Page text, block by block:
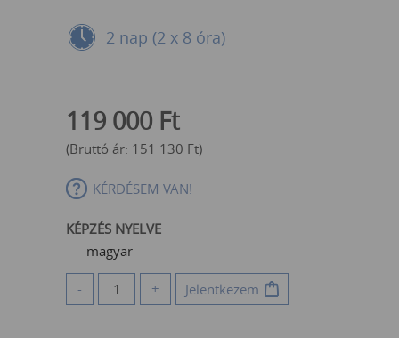
2 nap (2 x 8 óra)
119 000 Ft
(Bruttó ár: 151 130 Ft)
KÉRDÉSEM VAN!
KÉPZÉS NYELVE
magyar
- + Jelentkezem